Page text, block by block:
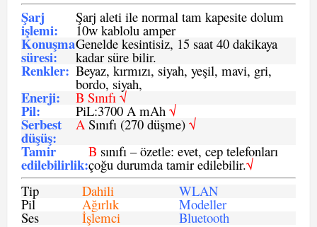
Şarj
işlemi:
Şarj aleti ile normal tam kapesite dolum
10w kablolu amper
Konuşma
süresi:
Genelde kesintisiz, 15 saat 40 dakikaya
kadar süre bilir.
Renkler: Beyaz, kırmızı, siyah, yeşil, mavi, gri,
bordo, siyah,
Enerji: B Sınıfı √
Pil: PiL:3700 A mAh √
Serbest
düşüş:
ASınıfı (270 düşme) √
Tamir
edilebilirlik:
B sınıfı – özetle: evet, cep telefonları
çoğu durumda tamir edilebilir.√
Tip
Dahili WLAN
Pil Ağırlık Modeller
Ses İşlemci Bluetooth